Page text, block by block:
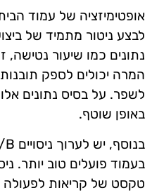
אופטימיזציה של עמוד
לבצע ניטור מתמיד של
נתונים כמו שיעור נטישה,
המרה יכולים לספק
לשפר. על בסיס נתונים
באופן שוטף.
בעמוד פועלים טוב יותר.
טקסט של קריאות לפעולה